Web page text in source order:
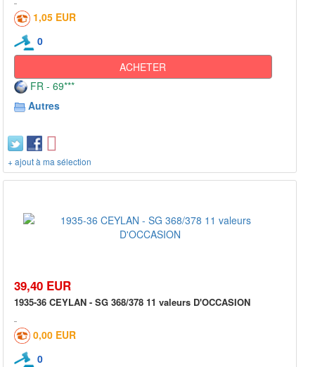
1,05 EUR
0
ACHETER
FR - 69***
Autres
+ ajout à ma sélection
39,40 EUR
1935-36 CEYLAN - SG 368/378 11 valeurs D'OCCASION
0,00 EUR
0